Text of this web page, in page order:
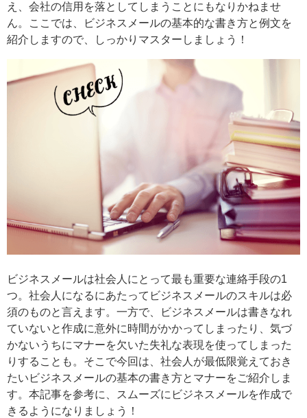
え、会社の信用を落としてしまうことにもなりかねませ
ん。ここでは、ビジネスメールの基本的な書き方と例文を
紹介しますので、しっかりマスターしましょう！
ビジネスメールは社会人にとって最も重要な連絡手段の1
つ。社会人になるにあたってビジネスメールのスキルは必
須のものと言えます。一方で、ビジネスメールは書きなれ
ていないと作成に意外に時間がかかってしまったり、気づ
かないうちにマナーを欠いた失礼な表現を使ってしまった
りすることも。そこで今回は、社会人が最低限覚えておき
たいビジネスメールの基本の書き方とマナーをご紹介しま
す。本記事を参考に、スムーズにビジネスメールを作成で
きるようになりましょう！